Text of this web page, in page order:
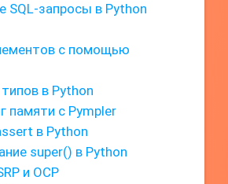
SQL-запросы в Python
с помощью
в Python
памяти с Pympler
в Python
super() в Python
и OCP